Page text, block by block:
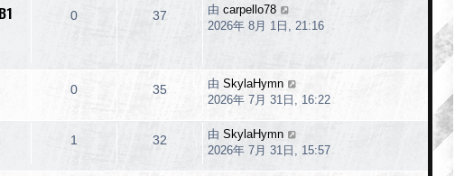
0 37 由 carpello78
2026年 8月 1日, 21:16
0 35 由 SkylaHymn
2026年 7月 31日, 16:22
1 32 由 SkylaHymn
2026年 7月 31日, 15:57